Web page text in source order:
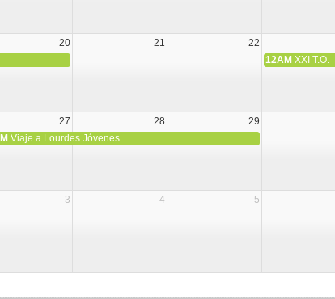
20 21
22
12AM XXI T.O.
27 28
29
Viaje a Lourdes Jóvenes
3 4 5